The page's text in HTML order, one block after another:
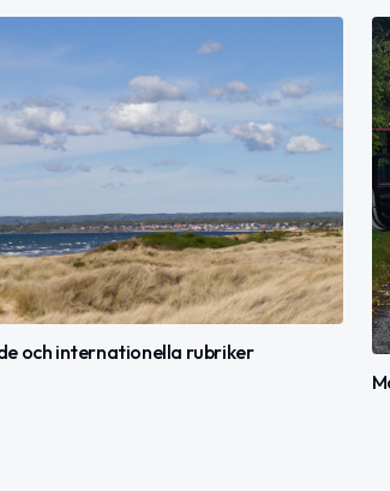
och internationella rubriker